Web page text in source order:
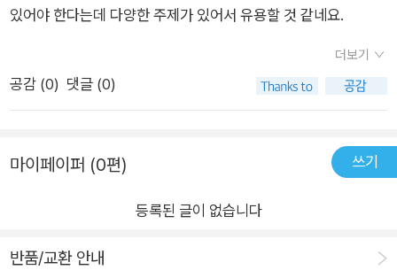
있어야 한다는데 다양한 주제가 있어서 유용할 것 같네요.
더보기
공감 (0) 댓글 (0)
마이페이퍼 (0편) 쓰기
등록된 글이 없습니다
반품/교환 안내